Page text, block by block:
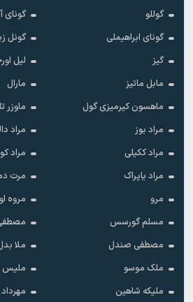
گوللو
گونای ابراهیملی
گونل
گیز
لیل
مابل ماتیز
مارال
ماهسون کیرمیزی گول
ماوزر
مراد بوز
مراد
مراد ککیلی
مراد
مراد یاپراک
مرت
مرو
مروه
مسلم گورسس
مصطفی صندل
ملا
ملک موسو
ملیکه شاهین